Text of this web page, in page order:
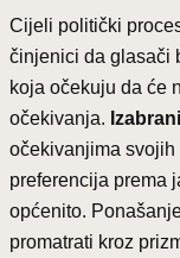
Cijeli politički
činjenici da glasači
koja očekuju da će
očekivanja.
očekivanjima
preferencija prema
općenito.
promatrati kroz